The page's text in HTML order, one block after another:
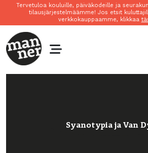
Tervetuloa kouluille, päiväkodeille ja
tilausjärjestelmäämme! Jos etsit
verkkokauppaamme, klikkaa
Syanotypia ja Van